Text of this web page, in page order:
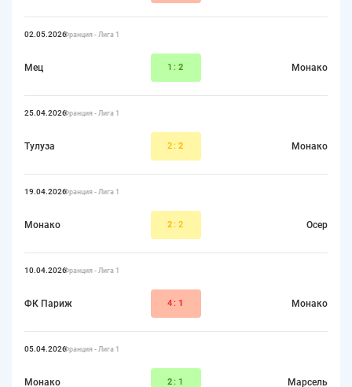
02.05.2026Франция - Лига 1
Мец 1: 2 Монако
25.04.2026Франция - Лига 1
Тулуза 2: 2 Монако
19.04.2026Франция - Лига 1
Монако 2:2 Осер
10.04.2026Франция - Лига 1
ФК Париж 4: 1 Монако
05.04.2026Франция - Лига 1
Монако 2:1 Марсель